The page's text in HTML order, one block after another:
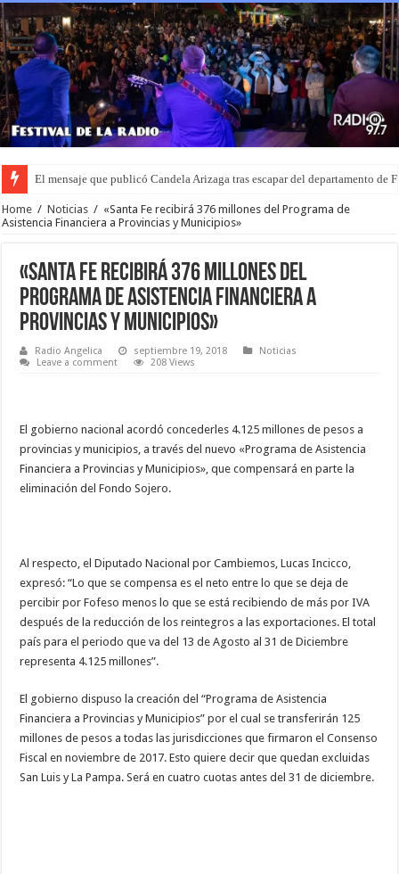
El mensaje que publicó Candela Arizaga tras escapar del departamento de
Home / Noticias / «Santa Fe recibirá 376 millones del Programa de
Asistencia Financiera a Provincias y Municipios»
«Santa Fe recibirá 376 millones del
Programa de Asistencia Financiera a
Provincias y Municipios»
Radio Angelica septiembre 19, 2018
Noticias
Leave a comment
208 Views
El gobierno nacional acordó concederles 4.125 millones de pesos a
provincias y municipios, a través del nuevo «Programa de Asistencia
Financiera a Provincias y Municipios», que compensará en parte la
eliminación del Fondo Sojero.
Al respecto, el Diputado Nacional por Cambiemos, Lucas Incicco,
expresó: “Lo que se compensa es el neto entre lo que se deja de
percibir por Fofeso menos lo que se está recibiendo de más por IVA
después de la reducción de los reintegros a las exportaciones. El total
país para el periodo que va del 13 de Agosto al 31 de Diciembre
representa 4.125 millones”.
El gobierno dispuso la creación del “Programa de Asistencia
Financiera a Provincias y Municipios” por el cual se transferirán 125
millones de pesos a todas las jurisdicciones que firmaron el Consenso
Fiscal en noviembre de 2017. Esto quiere decir que quedan excluidas
San Luis y La Pampa. Será en cuatro cuotas antes del 31 de diciembre.